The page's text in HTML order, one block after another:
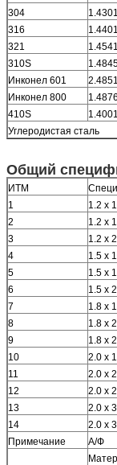
304 1.4301
316
321
1.4541
310S
Инконел 601
2.4851
Инконел 800
1.4876
410S
1.4001
Углеродистая сталь
Общий
ИТМ
1
1.2 х
2
1.2 х
3
1.2 х
4
1.5 х
5
1.5 х
6
1.5 х
7
1.8 х
8
1.8 х
9
1.8 х
10
2.0 х
11
2.0 х
12
2.0 х
13
2.0 х
14
2.0 х
Примечание
А/Ф